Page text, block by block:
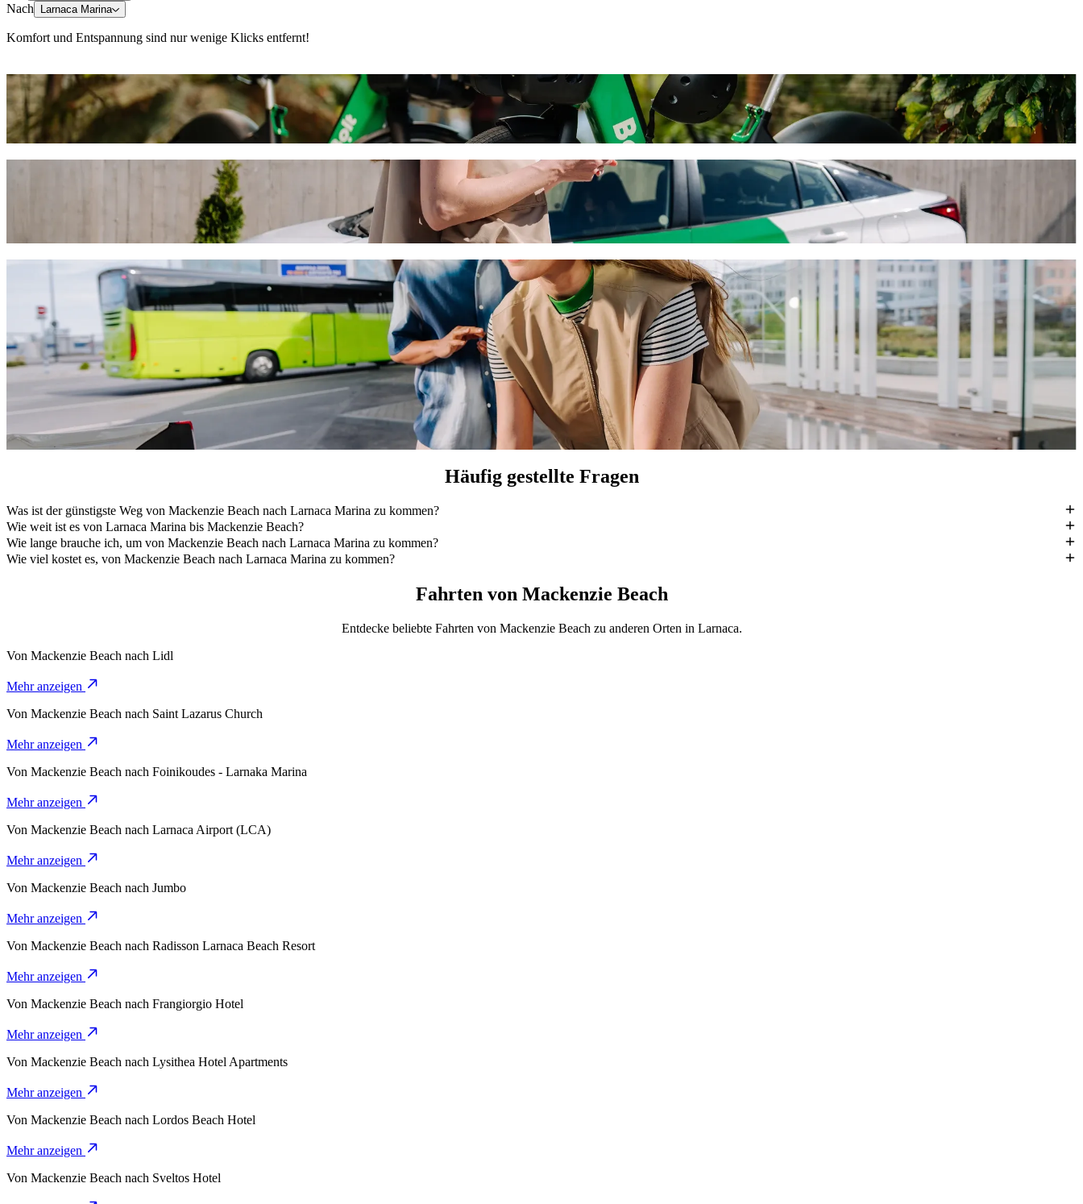
Nach Larnaca Marina
Komfort und Entspannung sind nur wenige Klicks entfernt!
E-Scooter oder E-Bikes
Komme in Larnaca mit E-Scootern oder E-Bikes von A nach B
Bolt App herunterladen
Fahre von Mackenzie Beach nach Larnaca Marina mit Bolt Ride-Hailing
Wir empfehlen dir, Bolt Ride-Hailing zu wählen, wenn du nach dem besten Preis für eine Fahrt nach Larnaca Marina suchst. Mit Bolt dauert diese Fahrt etwa 10 Min. und kostet ungefähr EUR 14.70 EUR. Was
auch immer der Anlass ist, wir finden das perfekte Fahrzeug für dich.
Bolt Services für deine Fahrt von Mackenzie Beach nach Larnaca Marina
Viel Gepäck? Buche unsere XL-Vans für bis zu 6 Personen.
Möchtest du stilvoll ankommen? Probiere Bolts Premium-Fahrzeuge.
Reist du mit Kindern? Bestelle eine kindgerechte Fahrt mit einem Kindersitz.
Ist dein Haustier dabei? Probiere unsere haustierfreundlichen Fahrten.
Brauchst du zusätzliche Hilfe? Unsere Assist-Kategorie bietet rollstuhlgerechte Fahrzeuge.
Günstige Fahrten? Geniesse kompakte Fahrzeuge zu einem niedrigeren Preis mit Bolt Basic.
Bolt App herunterladen
Häufig gestellte Fragen
Was ist der günstigste Weg von Mackenzie Beach nach Larnaca Marina zu kommen?
Die preiswerteste Art, von Mackenzie Beach nach Larnaca Marina zu kommen, ist mit 4-Seater. Eine Fahrt kostet dich ungefähr EUR 14.70 EUR.
Wie weit ist es von Larnaca Marina bis Mackenzie Beach?
Larnaca Marina ist ungefähr 4.9 km von Mackenzie Beach entfernt.
Wie lange brauche ich, um von Mackenzie Beach nach Larnaca Marina zu kommen?
Die Fahrt von Mackenzie Beach nach Larnaca Marina mit 4-Seater dauert etwa 10 Min..
Wie viel kostet es, von Mackenzie Beach nach Larnaca Marina zu kommen?
Fahrten von Mackenzie Beach
Entdecke beliebte Fahrten von Mackenzie Beach zu anderen Orten in Larnaca.
Von Mackenzie Beach nach Lidl
Mehr anzeigen
Von Mackenzie Beach nach Saint Lazarus Church
Mehr anzeigen
Von Mackenzie Beach nach Foinikoudes - Larnaka Marina
Mehr anzeigen
Von Mackenzie Beach nach Larnaca Airport (LCA)
Mehr anzeigen
Von Mackenzie Beach nach Jumbo
Mehr anzeigen
Von Mackenzie Beach nach Radisson Larnaca Beach Resort
Mehr anzeigen
Von Mackenzie Beach nach Frangiorgio Hotel
Mehr anzeigen
Von Mackenzie Beach nach Lysithea Hotel Apartments
Mehr anzeigen
Von Mackenzie Beach nach Lordos Beach Hotel
Mehr anzeigen
Von Mackenzie Beach nach Sveltos Hotel